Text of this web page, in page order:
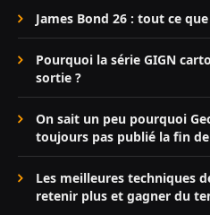
James Bond 26 : tout ce
Pourquoi la série GIGN
sortie ?
On sait un peu pourquoi
toujours pas publié la fin
Les meilleures techniques
retenir plus et gagner du